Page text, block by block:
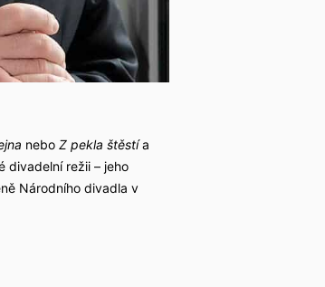
nebo Z pekla štěstía
divadelní režii – jeho
Národního divadla v